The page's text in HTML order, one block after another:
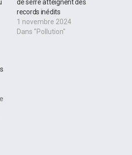
de serre atteignent des
records inédits
1 novembre 2024
Dans "Pollution"